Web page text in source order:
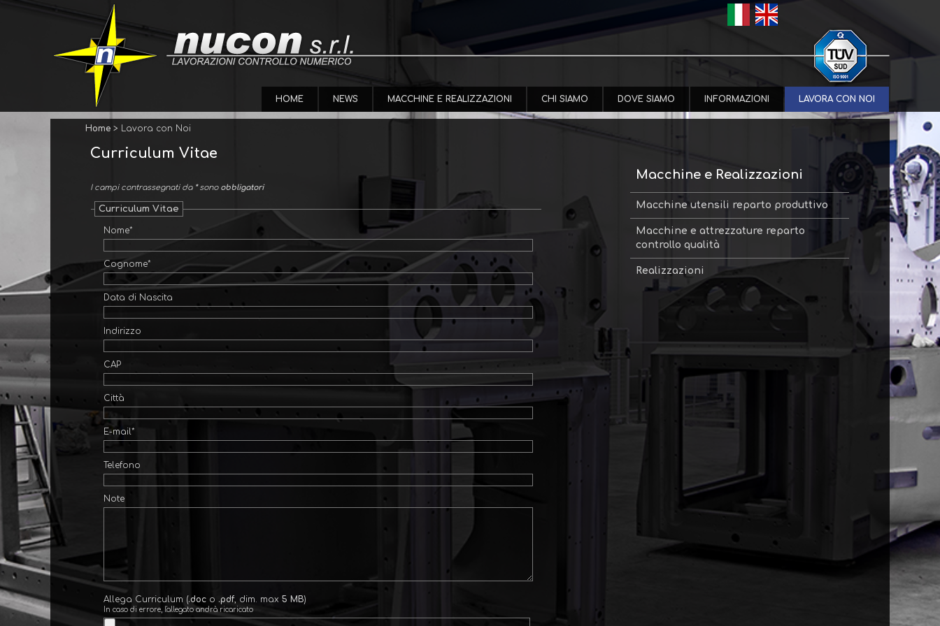
HOME NEWS MACCHINE E REALIZZAZIONI CHI SIAMO DOVE SIAMO INFORMAZIONI LAVORA CON NOI
Macchine e Realizzazioni
Macchine utensili reparto produttivo
Macchine e attrezzature reparto
controllo qualità
Realizzazioni
Home > Lavora con Noi
Curriculum Vitae
I campi contrassegnati da *sono obbligatori
Curriculum Vitae
Nome*
Cognome*
Data di Nascita
Indirizzo
CAP
Città
E-mail*
Telefono
Note
Allega Curriculum (.doco .pdf, dim. max 5 MB)
In caso di errore, l'allegato andrà ricaricato